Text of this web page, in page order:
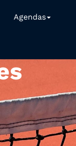
Agendas